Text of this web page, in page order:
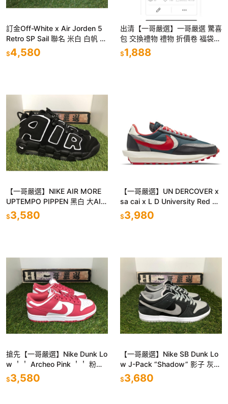
訂金Off-White x Air Jorden 5
Retro SP Sail 聯名 米白 白帆 D
H8565-100
$4,580
出清【一哥嚴選】一哥嚴選 驚喜
包 交換禮物 禮物 折價卷 福袋
福利品 聖誕禮物 超值福袋 超低
價 超划算 出清 限量
$1,888
【一哥嚴選】NIKE AIR MORE
UPTEMPO PIPPEN 黑白 大AIR
氣墊 男女鞋 414962-002
$3,580
【一哥嚴選】UN DERCOVER x
sa cai x L D University Red 解
構DJ4877-300
$3,980
搶先【一哥嚴選】Nike Dunk Lo
w ＇＇ Archeo Pink ＇＇ 粉白
女鞋 男女鞋 DD1503-111
$3,580
【一哥嚴選】Nike SB Dunk Lo
w J-Pack “Shadow” 影子 灰
籃球鞋 BQ6817-007
$3,680